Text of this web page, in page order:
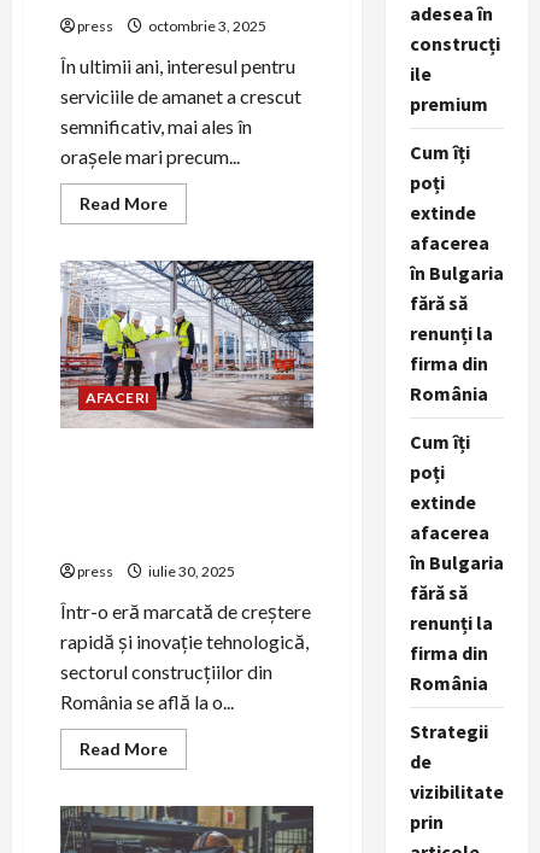
press octombrie 3, 2025
În ultimii ani, interesul pentru
serviciile de amanet a crescut
semnificativ, mai ales în
orașele mari precum...
Read MoreRead
more
Brașov
–
Ghid
complet
despre
serviciile
de
amanet
aur,
bijuterii
AFACERI
press iulie 30, 2025
Într-o eră marcată de creștere
rapidă și inovație tehnologică,
sectorul construcțiilor din
România se află la o...
Read MoreRead
more
viitorului
în
adesea în
construcți
ile
premium
Cum îți
poți
extinde
afacerea
în Bulgaria
fără să
renunți la
firma din
România
Cum îți
poți
extinde
afacerea
în Bulgaria
fără să
renunți la
firma din
România
Strategii
de
vizibilitate
prin